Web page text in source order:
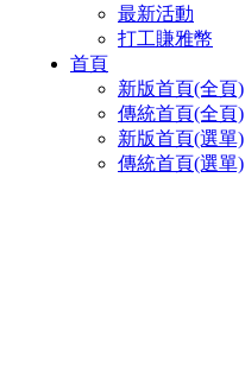
最新活動
打工賺雅幣
首頁
新版首頁(全頁)
傳統首頁(全頁)
新版首頁(選單)
傳統首頁(選單)